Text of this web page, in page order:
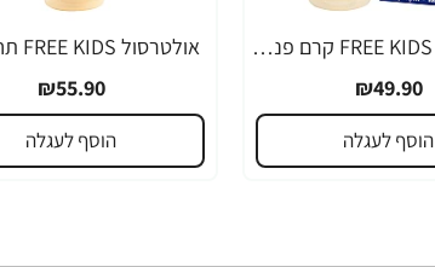
אולטרסול FREE KIDS קרם פנים SPF50 מיוחד לילדים 50 מ"ל - ד"ר פישר
₪49.90
הוסף לעגלה
₪55.90
הוסף לעגלה